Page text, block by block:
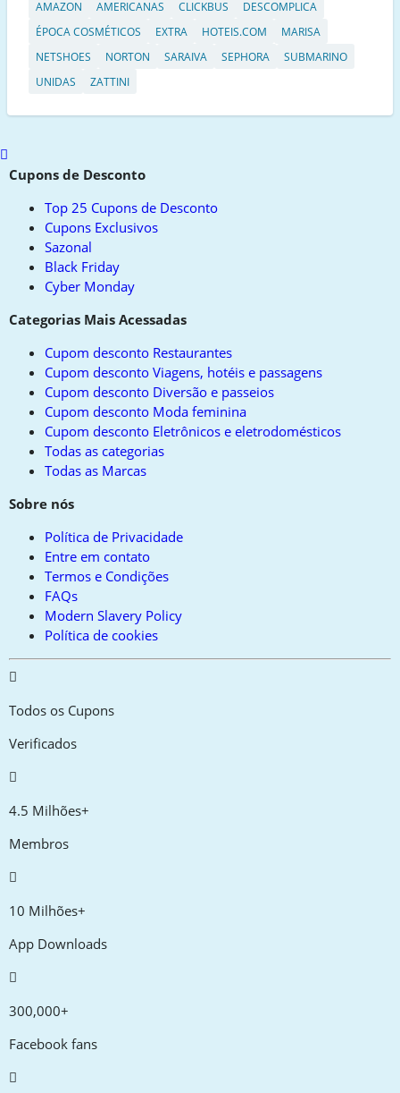
AMAZON AMERICANAS CLICKBUS
DESCOMPLICA
ÉPOCA COSMÉTICOS
EXTRA HOTEIS.COM
MARISA
NETSHOES
NORTON SARAIVA SEPHORA
SUBMARINO
UNIDAS
ZATTINI
Scroll
toCupons de Desconto
Top 25 Cupons de Desconto
Cupons Exclusivos
Sazonal
Black Friday
Cyber Monday
Categorias Mais Acessadas
Cupom desconto Restaurantes
Cupom desconto Viagens, hotéis e passagens
Cupom desconto Diversão e passeios
Cupom desconto Moda feminina
Cupom desconto Eletrônicos e eletrodomésticos
Todas as categorias
Todas as Marcas
Sobre nós
Política de Privacidade
Entre em contato
Termos e Condições
FAQs
Modern Slavery Policy
Política de cookies
Todos os Cupons
Verificados
4.5 Milhões+
Membros
10 Milhões+
App Downloads
300,000+
Facebook fans